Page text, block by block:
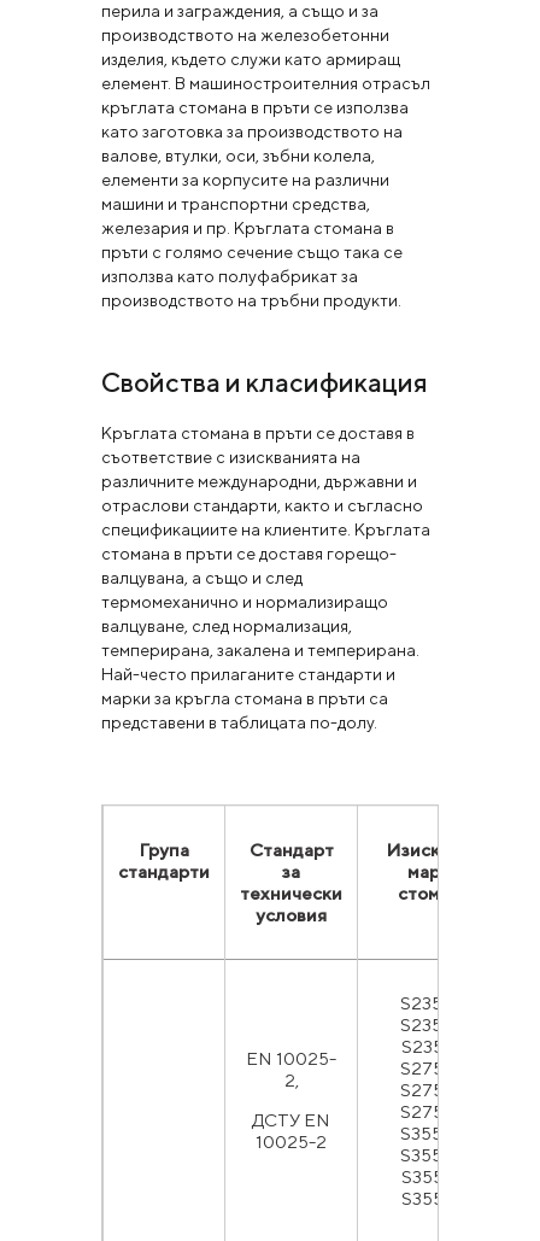
перила и заграждения, а също и за
производството на железобетонни
изделия, където служи като армиращ
елемент. В машиностроителния отрасъл
кръглата стомана в пръти се използва
като заготовка за производството на
валове, втулки, оси, зъбни колела,
елементи за корпусите на различни
машини и транспортни средства,
железария и пр. Кръглата стомана в
пръти с голямо сечение също така се
използва като полуфабрикат за
производството на тръбни продукти.
Свойства и класификация
Кръглата стомана в пръти се доставя в
съответствие с изискванията на
различните международни, държавни и
отраслови стандарти, както и съгласно
спецификациите на клиентите. Кръглата
стомана в пръти се доставя горещо-
валцувана, а също и след
термомеханично и нормализиращо
валцуване, след нормализация,
темперирана, закалена и темперирана.
Най-често прилаганите стандарти и
марки за кръгла стомана в пръти са
представени в таблицата по-долу.
Група
стандарти
Стандарт
за
технически
условия
Изисквани
марки
стомана
EN 10025-
2,
ДСТУ EN
10025-2
S235JR,
S235J0,
S235J2,
S275JR,
S275J0,
S275J2,
S355JR,
S355J0,
S355J2,
S355K2